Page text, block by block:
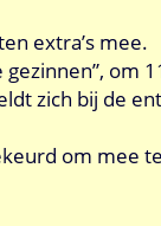
extra’s mee.
om
zich bij de
om mee